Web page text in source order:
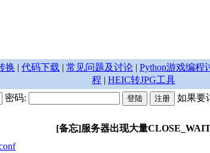
换 | 代码下载 | 常见问题及讨论 | Python游戏编程
程 | HEIC转JPG工具
密码:
如果要
[备忘]服务器出现大量